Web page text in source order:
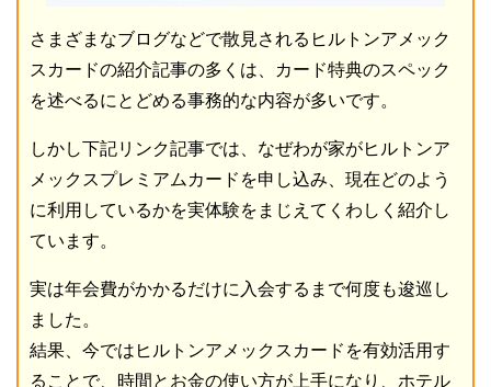
さまざまなブログなどで散見されるヒルトンアメック
スカードの紹介記事の多くは、カード特典のスペック
を述べるにとどめる事務的な内容が多いです。
しかし下記リンク記事では、なぜわが家がヒルトンア
メックスプレミアムカードを申し込み、現在どのよう
に利用しているかを実体験をまじえてくわしく紹介し
ています。
実は年会費がかかるだけに入会するまで何度も逡巡し
ました。
結果、今ではヒルトンアメックスカードを有効活用す
ることで、時間とお金の使い方が上手になり、ホテル